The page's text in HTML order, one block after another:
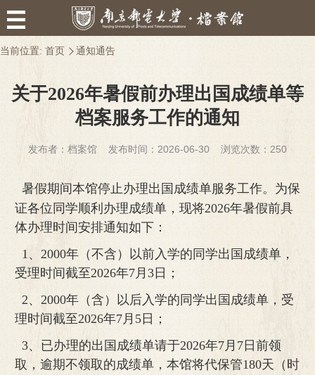
当前位置: 首页 通知通告
关于2026年暑假前办理出国成绩单等
档案服务工作的通知
发布者：档案馆 发布时间：2026-06-30 浏览次数： 250
暑假期间本馆停止办理出国成绩单服务工作。为保
证各位同学顺利办理成绩单，现将2026年暑假前具
体办理时间安排通知如下：
1 、 2000年（不含）以前入学的同学出国成绩单，
受理时间截至2026年7月 3日；
2、 2000年（含）以后入学的同学出国成绩单，受
理时间截至2026年7月 5日；
3、已办理的出国成绩单请于2026年7月 7日前领
取，逾期不领取的成绩单，本馆将代保管180天（时